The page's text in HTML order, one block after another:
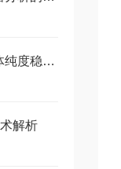
如何确保氢空一体机气体纯度稳定？
解析